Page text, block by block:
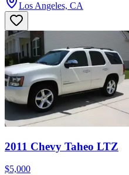
Los Angeles, CA
2011 Chevy Taheo LTZ
$5,000